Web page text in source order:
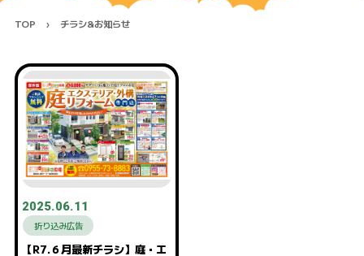
TOP チラシ&お知らせ
2025.06.11
折り込み広告
【R7.６月最新チラシ】庭・エ